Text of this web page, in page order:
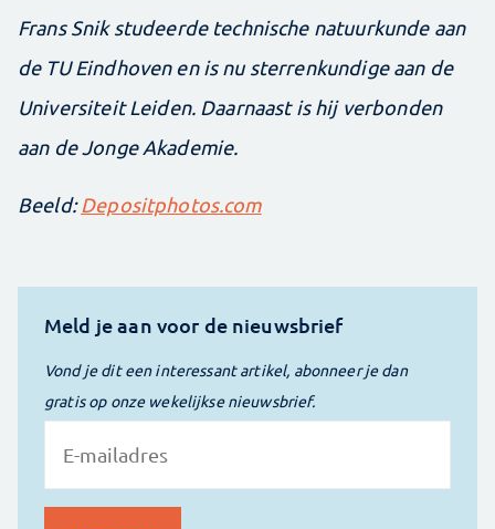
Frans Snik studeerde technische natuurkunde aan
de TU Eindhoven en is nu sterrenkundige aan de
Universiteit Leiden. Daarnaast is hij verbonden
aan de Jonge Akademie.
Beeld:Depositphotos.com
Meld je aan voor de nieuwsbrief
Vond je dit een interessant artikel, abonneer je dan
gratis op onze wekelijkse nieuwsbrief.